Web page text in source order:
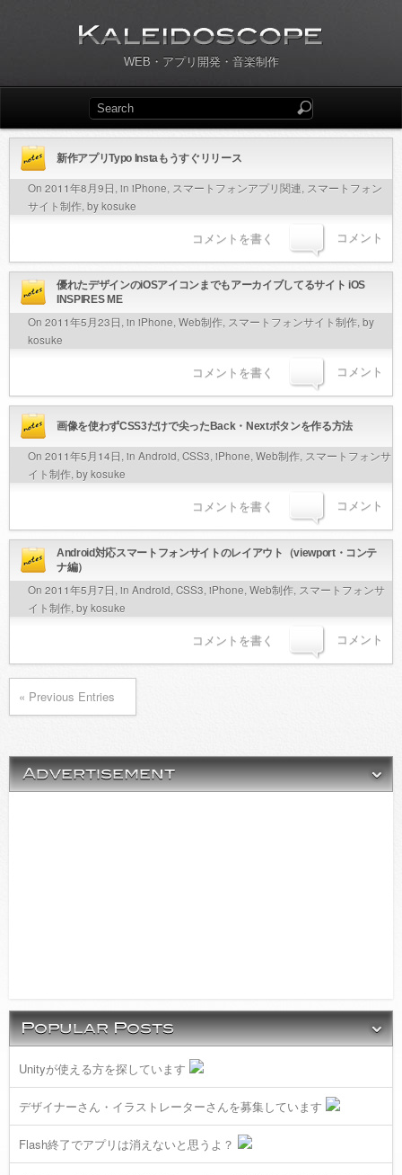
WEB・アプリ開発・音楽制作
新作アプリTypo Instaもうすぐリリース
On 2011年8月9日, in iPhone, スマートフォンアプリ関連, スマートフォン
サイト制作, by kosuke
コメント
コメントを書く
優れたデザインのiOSアイコンまでもアーカイブしてるサイト iOS
INSPIRES ME
On 2011年5月23日, in iPhone, Web制作, スマートフォンサイト制作, by
kosuke
コメント
コメントを書く
画像を使わずCSS3だけで尖ったBack・Nextボタンを作る方法
On 2011年5月14日, in Android, CSS3, iPhone, Web制作, スマートフォンサ
イト制作, by kosuke
コメント
コメントを書く
Android対応スマートフォンサイトのレイアウト（viewport・コンテ
ナ編）
On 2011年5月7日, in Android, CSS3, iPhone, Web制作, スマートフォンサ
イト制作, by kosuke
コメント
コメントを書く
« Previous Entries
Unityが使える方を探しています
デザイナーさん・イラストレーターさんを募集しています
Flash終了でアプリは消えないと思うよ？